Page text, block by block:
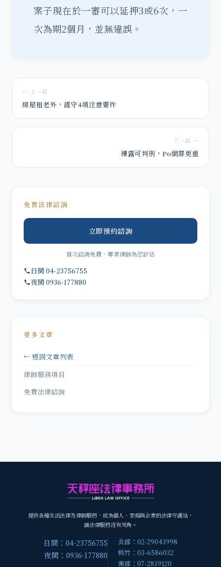
案子現在於一審可以延押3或6次，一
次為期2個月，並無違誤。
← 上一篇
房屋租老外，謹守4項注意要件
下一篇 →
裸露可判刑，Po網罪更重
免費法律諮詢
立即預約諮詢
首次諮詢免費，專業律師為您評估
日間 04-23756755
夜間 0936-177880
更多文章
← 返回文章列表
律師服務項目
免費法律諮詢
提供各種生活法律及律師服務，成為個人、家庭與企業的法律守護站，
讓法律服務沒有死角。
日間：04-23756755
夜間：0936-177880
北部：02-29043998
桃竹：03-6586032
南部：07-2819120